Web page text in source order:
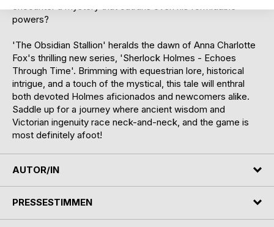
powers?
'The Obsidian Stallion' heralds the dawn of Anna Charlotte
Fox's thrilling new series, 'Sherlock Holmes - Echoes
Through Time'. Brimming with equestrian lore, historical
intrigue, and a touch of the mystical, this tale will enthral
both devoted Holmes aficionados and newcomers alike.
Saddle up for a journey where ancient wisdom and
Victorian ingenuity race neck-and-neck, and the game is
most definitely afoot!
AUTOR/IN
PRESSESTIMMEN